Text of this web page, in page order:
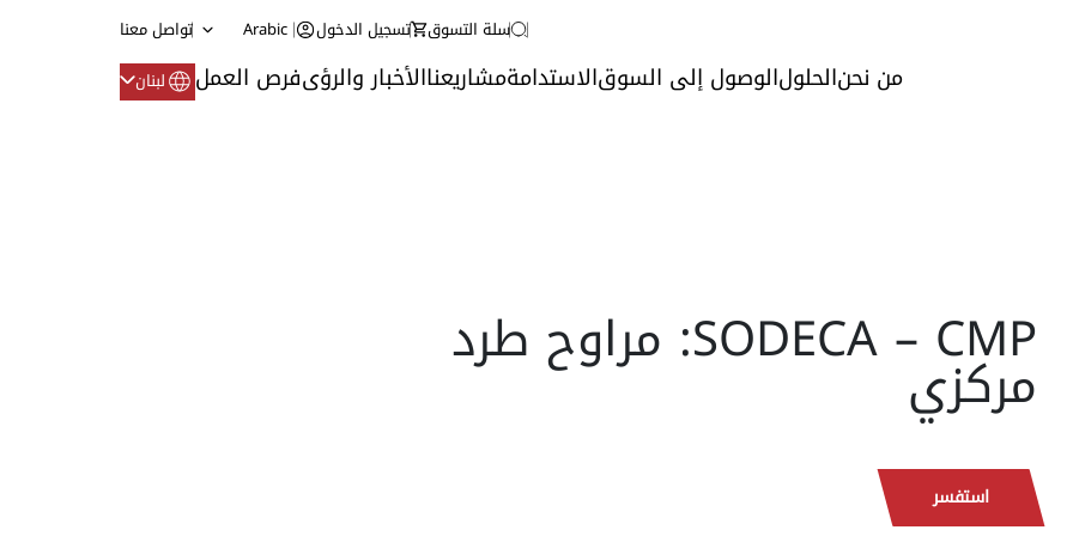
سلة التسوق تسجيل الدخول Arabic تواصل معنا
من نحنالحلولالوصول إلى السوقالاستدامةمشاريعناالأخبار والرؤىفرص العمل لبنان
SODECA – CMP: مراوح طرد
مركزي
استفسر